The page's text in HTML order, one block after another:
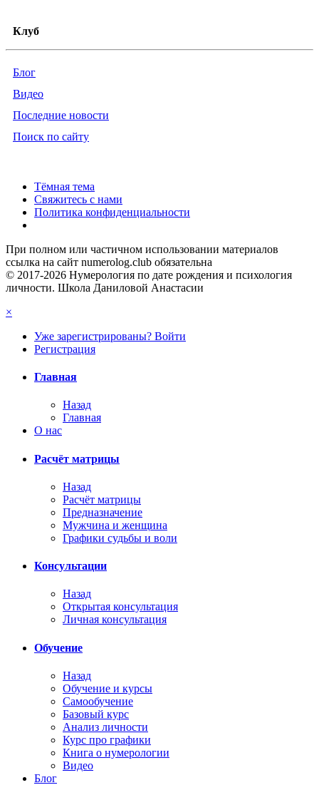
Клуб
Блог
Видео
Последние новости
Поиск по сайту
Тёмная тема
Свяжитесь с нами
Политика конфиденциальности
При полном или частичном использовании материалов
ссылка на сайт numerolog.club обязательна
© 2017-2026 Нумерология по дате рождения и психология
личности. Школа Даниловой Анастасии
×
Уже зарегистрированы? Войти
Регистрация
Главная
Назад
Главная
О нас
Расчёт матрицы
Назад
Расчёт матрицы
Предназначение
Мужчина и женщина
Графики судьбы и воли
Консультации
Назад
Открытая консультация
Личная консультация
Обучение
Назад
Обучение и курсы
Самообучение
Базовый курс
Анализ личности
Курс про графики
Книга о нумерологии
Видео
Блог